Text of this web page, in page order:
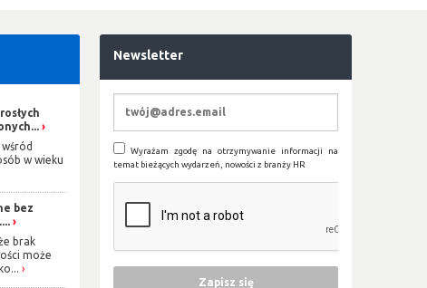
w wieku
bez
brak
może
Newsletter
Wyrażam zgodę na otrzymywanie informacji na
temat bieżących wydarzeń, nowości z branży HR